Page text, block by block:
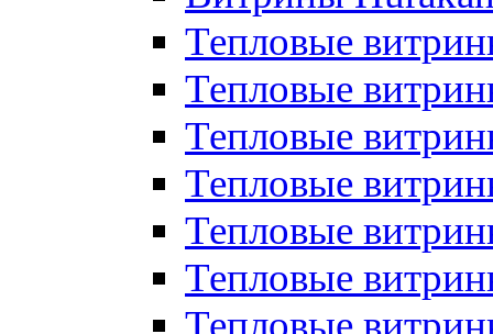
Тепловые
Тепловые
Тепловые
Тепловые
Тепловые
Тепловые
Тепловые